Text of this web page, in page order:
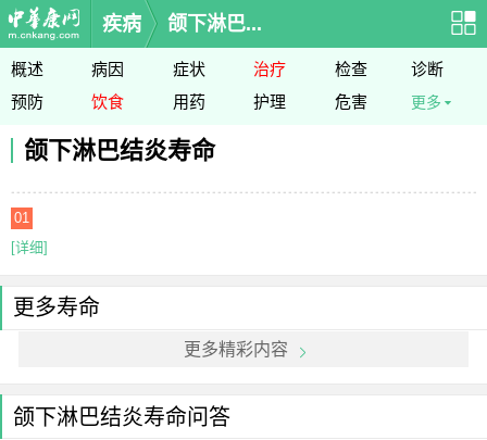
疾病 颌下淋巴...
概述 病因 症状 治疗 检查
诊断
预防
饮食 用药 护理 危害 更多
颌下淋巴结炎寿命
01
[详细]
更多寿命
更多精彩内容
颌下淋巴结炎寿命问答